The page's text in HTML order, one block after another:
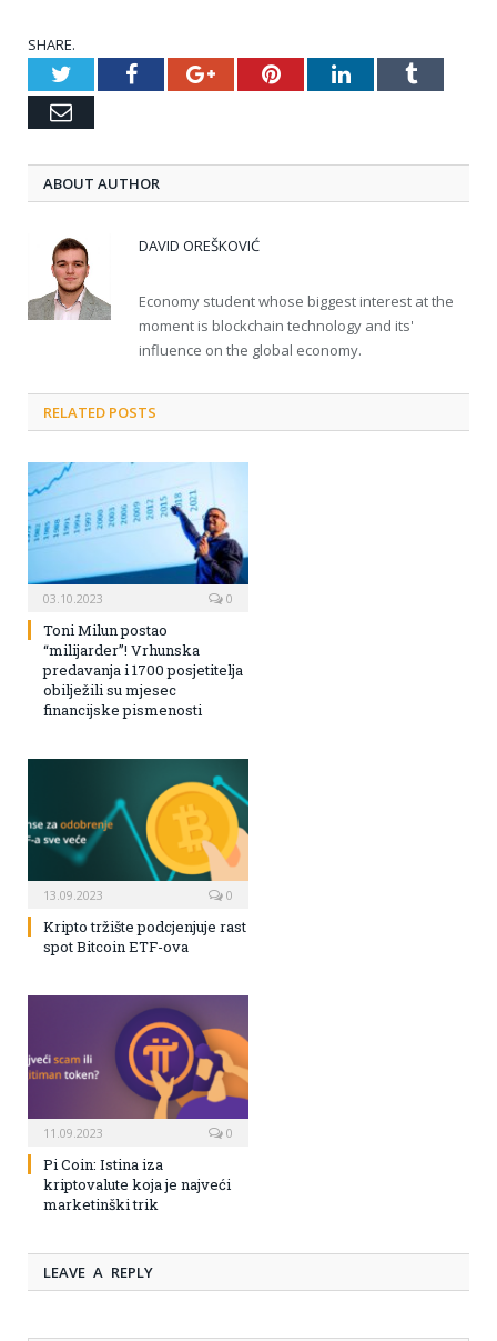
SHARE.
TwitterFacebookGoogle+PinterestLinkedInTumblr
Email
ABOUT AUTHOR
DAVID OREŠKOVIĆ
Economy student whose biggest interest at the
moment is blockchain technology and its'
influence on the global economy.
RELATED POSTS
03.10.2023 0
Toni Milun postao
“milijarder”! Vrhunska
predavanja i 1700 posjetitelja
obilježili su mjesec
financijske pismenosti
13.09.2023 0
Kripto tržište podcjenjuje rast
spot Bitcoin ETF-ova
11.09.2023 0
Pi Coin: Istina iza
kriptovalute koja je najveći
marketinški trik
LEAVE A REPLY